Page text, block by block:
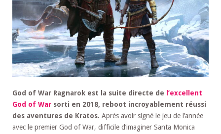
God of War Ragnarok est la suite directe de l’excellent
God of War sorti en 2018, reboot incroyablement réussi
des aventures de Kratos. Après avoir signé le jeu de l’année
avec le premier God of War, difficile d’imaginer Santa Monica